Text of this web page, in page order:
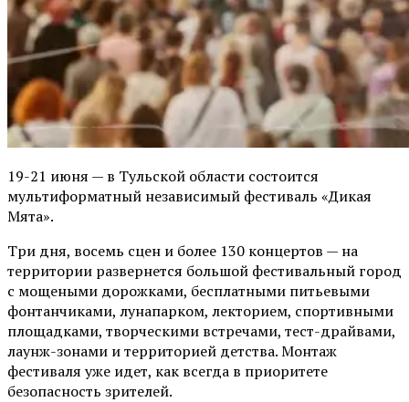
19-21 июня — в Тульской области состоится
мультиформатный независимый фестиваль «Дикая
Мята».
Три дня, восемь сцен и более 130 концертов — на
территории развернется большой фестивальный город
с мощеными дорожками, бесплатными питьевыми
фонтанчиками, лунапарком, лекторием, спортивными
площадками, творческими встречами, тест-драйвами,
лаунж-зонами и территорией детства. Монтаж
фестиваля уже идет, как всегда в приоритете
безопасность зрителей.